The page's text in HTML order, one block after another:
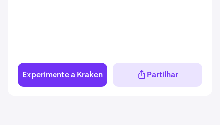
Experimente a Kraken Partilhar